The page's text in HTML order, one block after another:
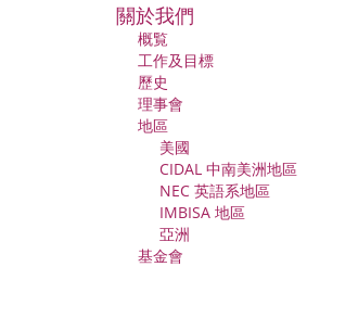
關於我們
概覧
工作及目標
歷史
理事會
地區
美國
CIDAL 中南美洲地區
NEC 英語系地區
IMBISA 地區
亞洲
基金會